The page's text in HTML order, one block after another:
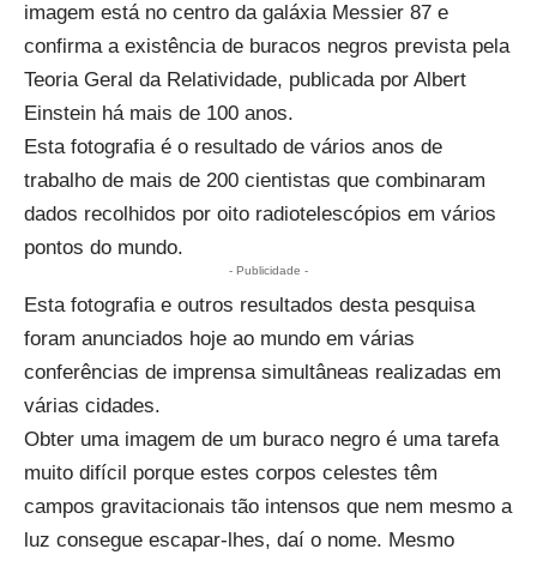
imagem está no centro da galáxia Messier 87 e
confirma a existência de buracos negros prevista pela
Teoria Geral da Relatividade, publicada por Albert
Einstein há mais de 100 anos.
Esta fotografia é o resultado de vários anos de
trabalho de mais de 200 cientistas que combinaram
dados recolhidos por oito radiotelescópios em vários
pontos do mundo.
- Publicidade -
Esta fotografia e outros resultados desta pesquisa
foram anunciados hoje ao mundo em várias
conferências de imprensa simultâneas realizadas em
várias cidades.
Obter uma imagem de um buraco negro é uma tarefa
muito difícil porque estes corpos celestes têm
campos gravitacionais tão intensos que nem mesmo a
luz consegue escapar-lhes, daí o nome. Mesmo